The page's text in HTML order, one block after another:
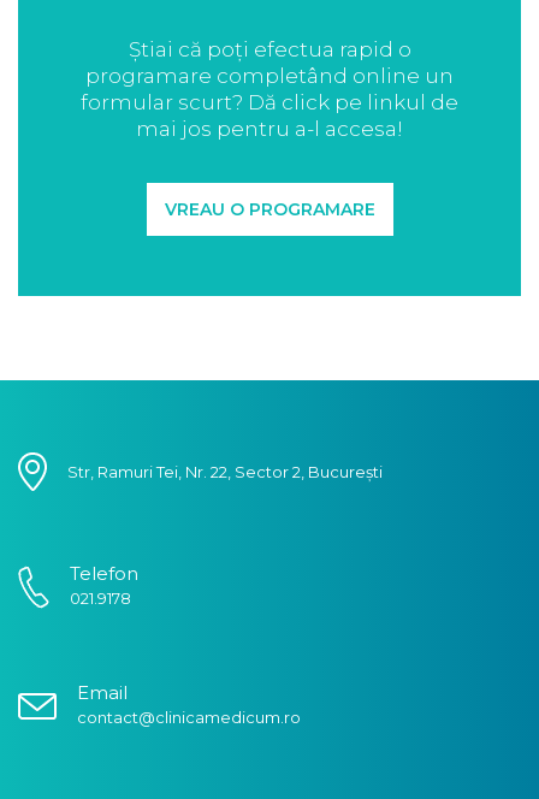
Știai că poți efectua rapid o
programare completând online un
formular scurt? Dă click pe linkul de
mai jos pentru a-l accesa!
VREAU O PROGRAMARE
Str, Ramuri Tei, Nr. 22, Sector 2, București
Telefon
021.9178
Email
contact@clinicamedicum.ro